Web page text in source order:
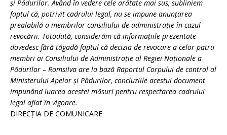
şi Pădurilor. Având în vedere cele arătate mai sus, subliniem
faptul că, potrivit cadrului legal, nu se impune anunțarea
prealabilă a membrilor consiliului de administrație în cazul
revocării. Totodată, considerăm că informațiile prezentate
dovedesc fără tăgadă faptul că decizia de revocare a celor patru
membri ai Consiliului de Administraţie al Regiei Naţionale a
Pădurilor – Romsilva are la bază Raportul Corpului de control al
Ministerului Apelor și Pădurilor, concluziile acestui document
impunând luarea acestei măsuri pentru respectarea cadrului
legal aflat în vigoare.
DIRECȚIA DE COMUNICARE